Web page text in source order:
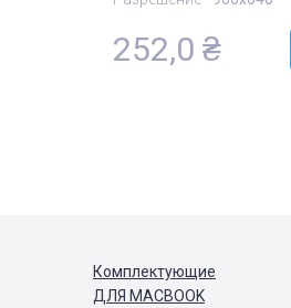
252,0 ₴
Комплектующие
ДЛЯ MACBOOK